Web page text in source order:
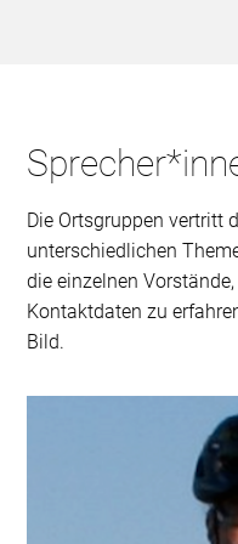
Die Ortsgruppen vertritt
unterschiedlichen
die einzelnen
Kontaktdaten zu
Bild.